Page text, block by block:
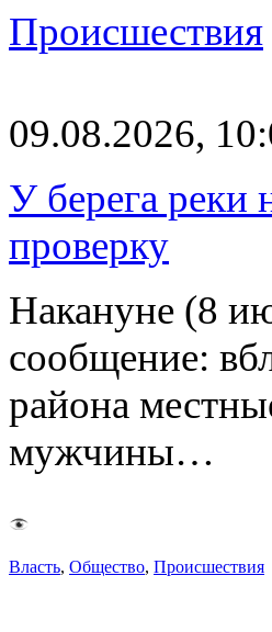
Происшествия
09.08.2026,
У берега реки
проверку
Накануне (8
сообщение:
района
мужчины…
Власть, Общество, Происшествия